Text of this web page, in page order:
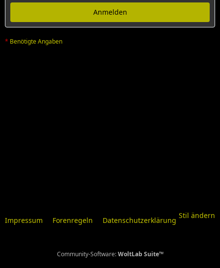
* Benötigte Angaben
Stil ändern
Impressum Forenregeln Datenschutzerklärung
Community-Software:WoltLab Suite™